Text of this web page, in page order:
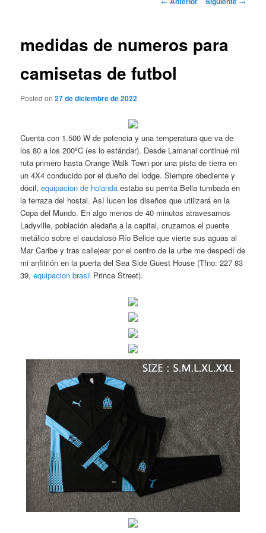
medidas de numeros para
camisetas de futbol
Posted on27 de diciembre de 2022
Cuenta con 1.500 W de potencia y una temperatura que va de
los 80 a los 200ºC (es lo estándar). Desde Lamanai continué mi
ruta primero hasta Orange Walk Town por una pista de tierra en
un 4X4 conducido por el dueño del lodge. Siempre obediente y
dócil,equipacion de holanda estaba su perrita Bella tumbada en
la terraza del hostal. Así lucen los diseños que utilizará en la
Copa del Mundo. En algo menos de 40 minutos atravesamos
Ladyville, población aledaña a la capital, cruzamos el puente
metálico sobre el caudaloso Río Belice que vierte sus aguas al
Mar Caribe y tras callejear por el centro de la urbe me despedí de
mi anfitrión en la puerta del Sea Side Guest House (Tfno: 227 83
39,equipacion brasil Prince Street).